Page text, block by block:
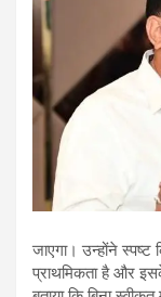
जाएगा। उन्होंने स्पष्ट
प्राथमिकता है और